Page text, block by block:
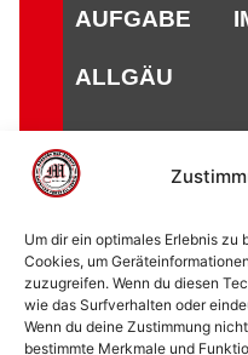
Um dir ein optimales Erlebnis
Cookies, um
zuzugreifen. Wenn du diesen
wie das Surfverhalten oder
Wenn du deine Zustimmung
bestimmte Merkmale und
AUFGABE
ALLGÄU
© 2002 - 2026
Mercenaries e.V. |die